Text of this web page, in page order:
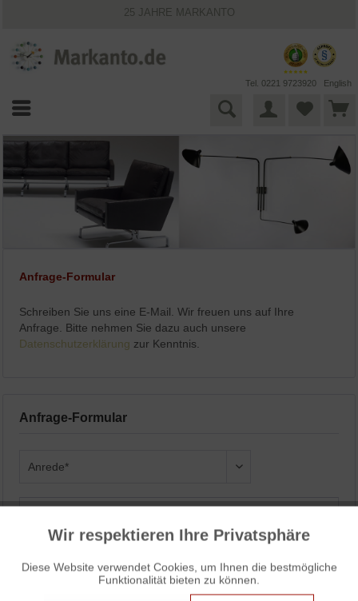
25 JAHRE MARKANTO
VIELFÄLTIGE ZAHLUNGSMÖGLICHKEITEN
Tel. 0221 9723920 English
Anfrage-Formular
Schreiben Sie uns eine E-Mail. Wir freuen uns auf Ihre
Anfrage. Bitte nehmen Sie dazu auch unsere
Datenschutzerklärung zur Kenntnis.
Anfrage-Formular
Funktionale Aktiv
Aktiv
Wir respektieren Ihre Privatsphäre
Diese Website verwendet Cookies, um Ihnen die bestmögliche
Funktionalität bieten zu können.